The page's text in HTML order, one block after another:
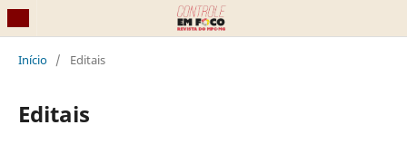
Início / Editais
Editais